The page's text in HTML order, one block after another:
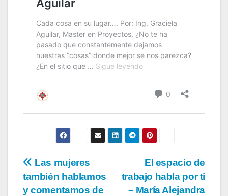
El espacio de
trabajo habla por ti
– María Alejandra
Las mujeres
también hablamos
y comentamos de